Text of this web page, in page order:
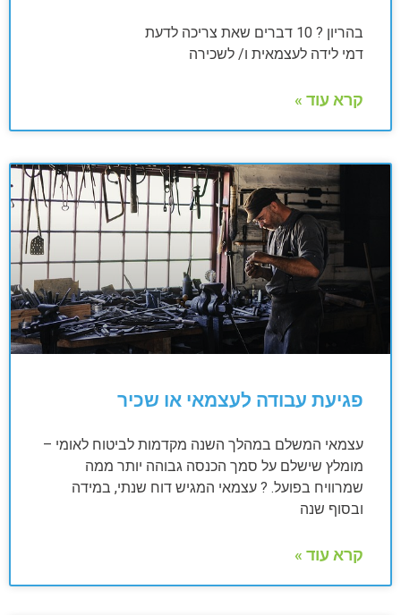
בהריון ? 10 דברים שאת צריכה לדעת
דמי לידה לעצמאית ו/ לשכירה
קרא עוד »
פגיעת עבודה לעצמאי או שכיר
עצמאי המשלם במהלך השנה מקדמות לביטוח לאומי –
מומלץ שישלם על סמך הכנסה גבוהה יותר ממה
שמרוויח בפועל. ? עצמאי המגיש דוח שנתי, במידה
ובסוף שנה
קרא עוד »